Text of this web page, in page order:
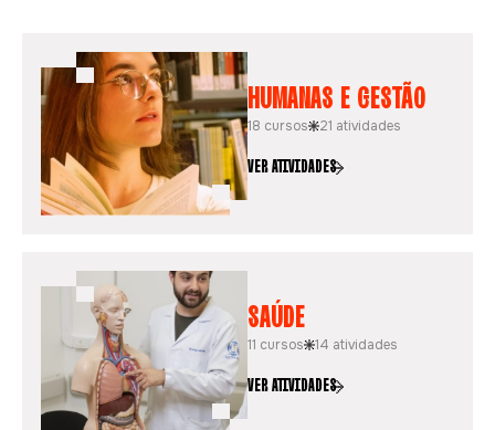
HUMANAS E GESTÃO
18 cursos 21 atividades
VER ATIVIDADES
SAÚDE
11 cursos 14 atividades
VER ATIVIDADES